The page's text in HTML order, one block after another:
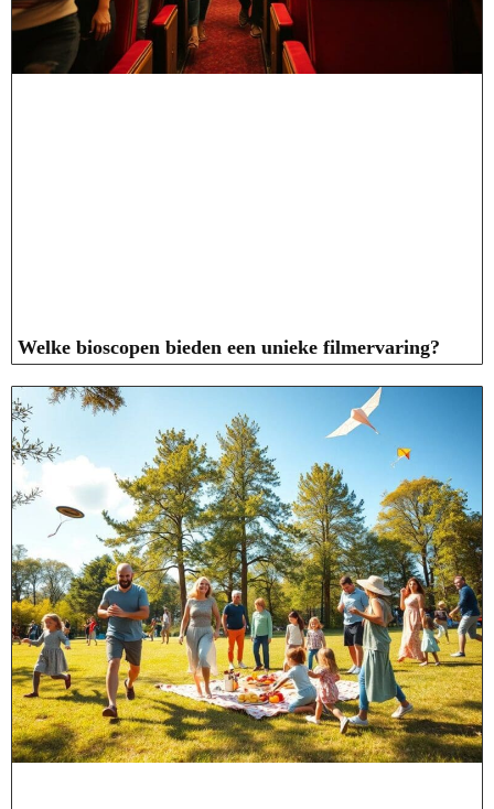
Welke bioscopen bieden een unieke filmervaring?